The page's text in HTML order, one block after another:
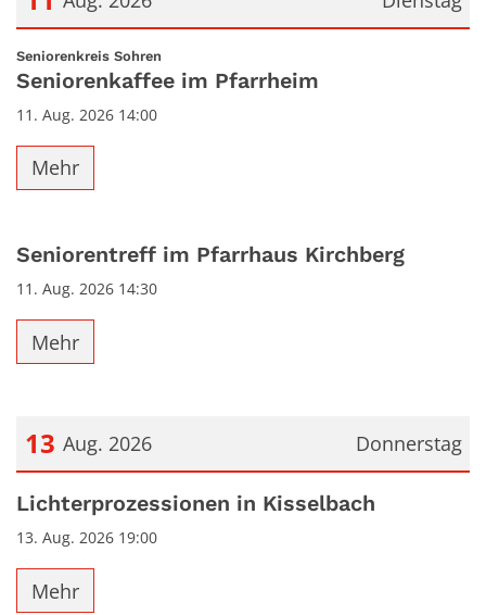
Datum: 11. August 2026
Seniorenkreis Sohren
Seniorenkaffee im Pfarrheim
11. Aug. 2026 14:00
Mehr
Seniorentreff im Pfarrhaus Kirchberg
11. Aug. 2026 14:30
Mehr
Donnerstag
13 Aug. 2026
Datum: 13. August 2026
Lichterprozessionen in Kisselbach
13. Aug. 2026 19:00
Mehr